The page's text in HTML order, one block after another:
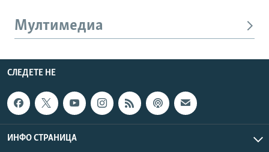
Мултимедиа
СЛЕДЕТЕ НЕ
ИНФО СТРАНИЦА